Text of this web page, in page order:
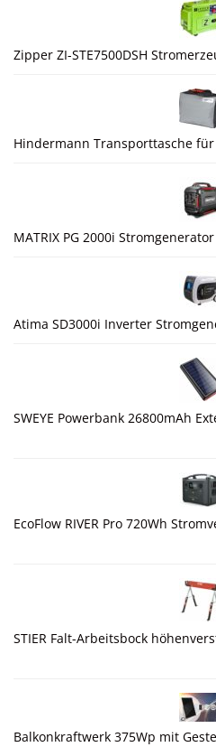
Zipper ZI-STE7500DSH
Hindermann Transporttasche
MATRIX PG 2000i
Atima SD3000i Inverter
SWEYE Powerbank 26800mAh
EcoFlow RIVER Pro 720Wh
STIER Falt-Arbeitsbock
Balkonkraftwerk 375Wp mit